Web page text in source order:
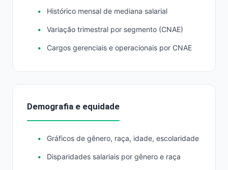
Histórico mensal de mediana salarial
Variação trimestral por segmento (CNAE)
Cargos gerenciais e operacionais por CNAE
Demografia e equidade
Gráficos de gênero, raça, idade, escolaridade
Disparidades salariais por gênero e raça